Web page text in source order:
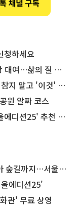
청하세요
…삶의 질 높인다
'이것' 해보세요!
원 알짜 코스
션25' 추천 코스
…서울둘레길 15코스
에디션25'
관' 무료 상영